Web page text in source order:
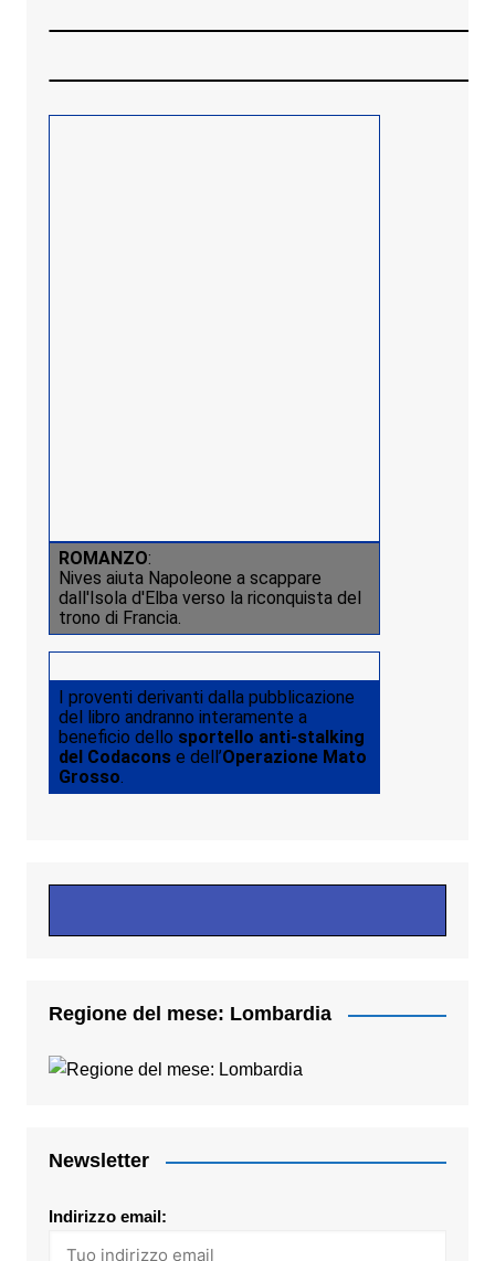
ROMANZO:
Nives aiuta Napoleone a scappare
dall'Isola d'Elba verso la riconquista del
trono di Francia.
I proventi derivanti dalla pubblicazione
del libro andranno interamente a
beneficio dello sportello anti-stalking
del Codaconse dell’Operazione Mato
Grosso.
Regione del mese: Lombardia
Newsletter
Indirizzo email: